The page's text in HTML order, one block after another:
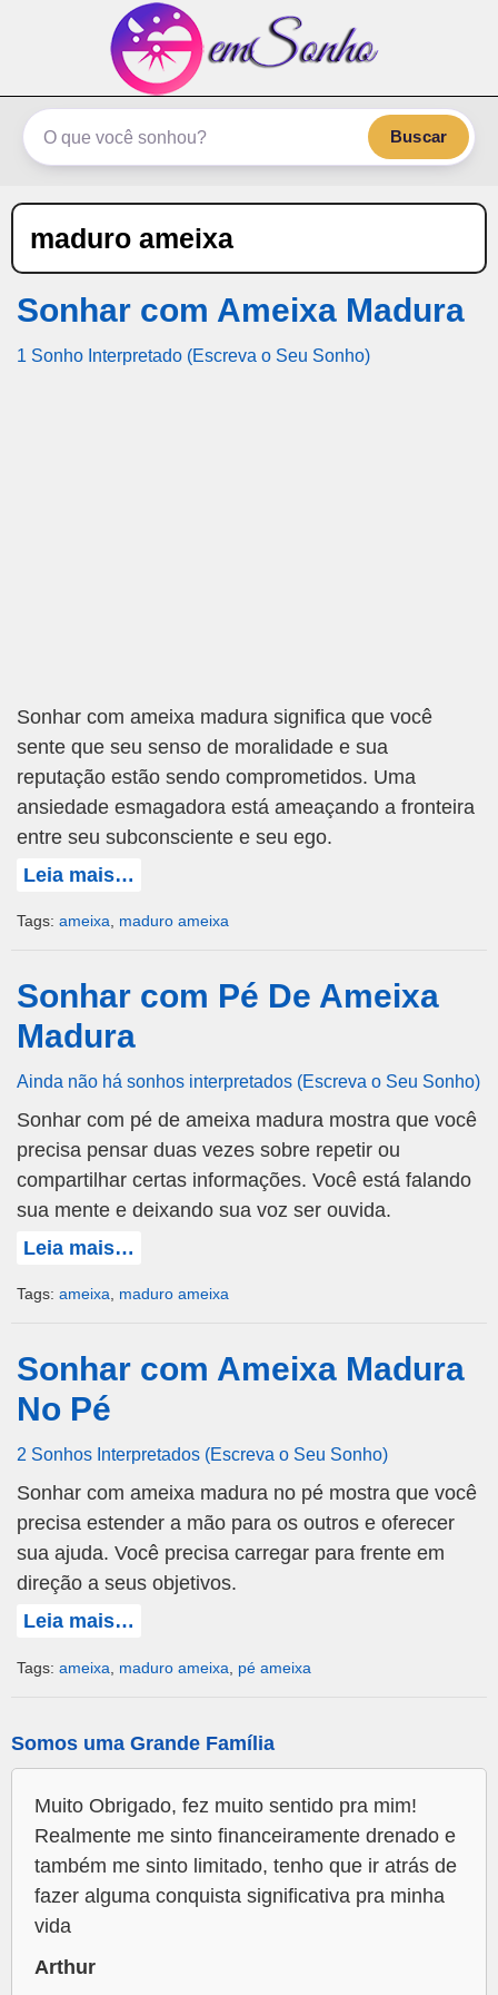
emSonho.com
Os sonhos significam mais
Buscar
maduro ameixa
Sonhar com Ameixa Madura
1 Sonho Interpretado (Escreva o Seu Sonho)
Sonhar com ameixa madura significa que você
sente que seu senso de moralidade e sua
reputação estão sendo comprometidos. Uma
ansiedade esmagadora está ameaçando a fronteira
entre seu subconsciente e seu ego.
Leia mais…
Tags: ameixa maduro ameixa
Sonhar com Pé De Ameixa
Madura
Ainda não há sonhos interpretados (Escreva o Seu Sonho)
Sonhar com pé de ameixa madura mostra que você
precisa pensar duas vezes sobre repetir ou
compartilhar certas informações. Você está falando
sua mente e deixando sua voz ser ouvida.
Leia mais…
Tags: ameixa, maduro ameixa
Sonhar com Ameixa Madura
No Pé
2 Sonhos Interpretados (Escreva o Seu Sonho)
Sonhar com ameixa madura no pé mostra que você
precisa estender a mão para os outros e oferecer
sua ajuda. Você precisa carregar para frente em
direção a seus objetivos.
Leia mais…
Tags: ameixa maduro ameixa pé ameixa
Somos uma Grande Família
Muito Obrigado, fez muito sentido pra mim!
Realmente me sinto financeiramente drenado e
também me sinto limitado, tenho que ir atrás de
fazer alguma conquista significativa pra minha
vida
Arthur